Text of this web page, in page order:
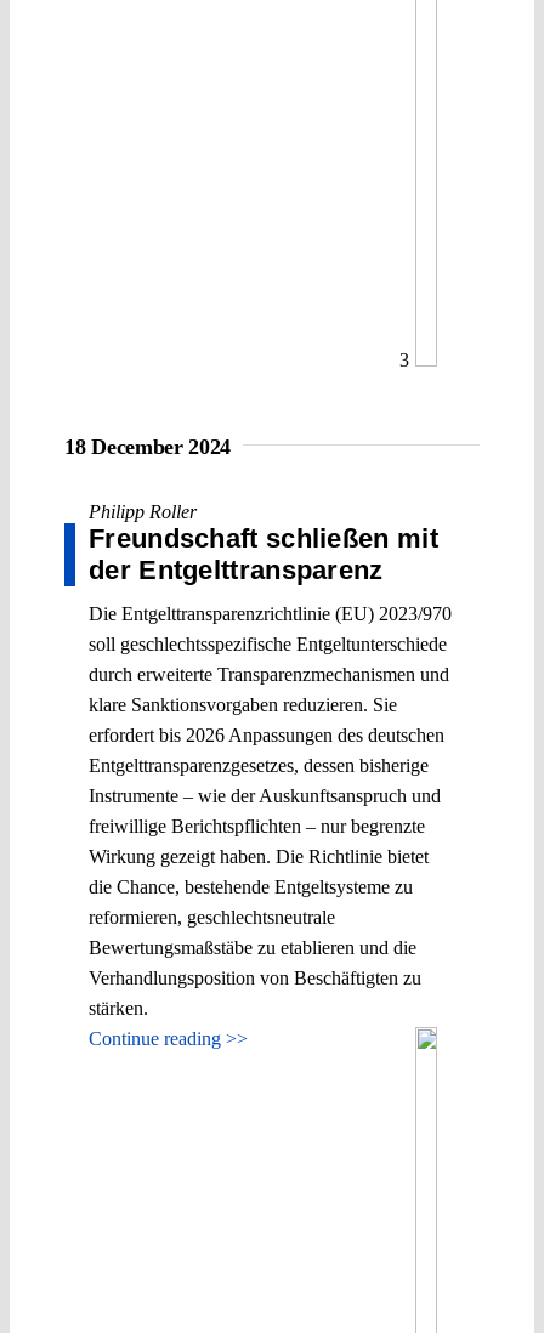
3
18 December 2024
Philipp Roller
Freundschaft schließen mit
der Entgelttransparenz
Die Entgelttransparenzrichtlinie (EU) 2023/970
soll geschlechtsspezifische Entgeltunterschiede
durch erweiterte Transparenzmechanismen und
klare Sanktionsvorgaben reduzieren. Sie
erfordert bis 2026 Anpassungen des deutschen
Entgelttransparenzgesetzes, dessen bisherige
Instrumente – wie der Auskunftsanspruch und
freiwillige Berichtspflichten – nur begrenzte
Wirkung gezeigt haben. Die Richtlinie bietet
die Chance, bestehende Entgeltsysteme zu
reformieren, geschlechtsneutrale
Bewertungsmaßstäbe zu etablieren und die
Verhandlungsposition von Beschäftigten zu
stärken.
Continue reading >>